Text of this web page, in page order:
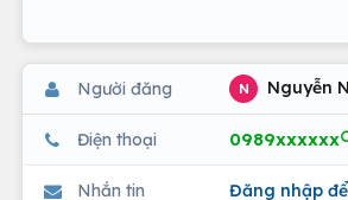
Người đăng N Nguyễn
Điện thoại
Nhắn tin Đăng nhập